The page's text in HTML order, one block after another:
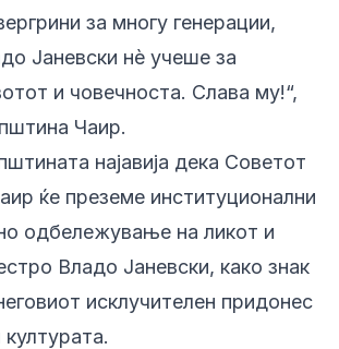
за многу генерации,
Јаневски нè учеше за
и човечноста. Слава му!“,
Чаир.
најавија дека Советот
ќе преземе институционални
одбележување на ликот и
Владо Јаневски, како знак
исклучителен придонес